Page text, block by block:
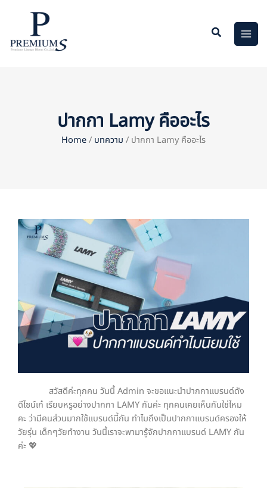
ปากกา Lamy คืออะไร
Home/ บทความ / ปากกา Lamy คืออะไร
สวัสดีค่ะทุกคน วันนี้ Admin จะขอแนะนำปากกาแบรนด์ดัง
ดีไซน์เก๋ เรียบหรูอย่างปากกา LAMY กันค่ะ ทุกคนเคยเห็นกันใช่ไหม
คะ ว่ามีคนส่วนมากใช้แบรนด์นี้กัน ทำไมถึงเป็นปากกาแบรนด์ครองให้
วัยรุ่น เด็กๆวัยทำงาน วันนี้เราจะพามารู้จักปากกาแบรนด์ LAMY กัน
ค่ะ 💖